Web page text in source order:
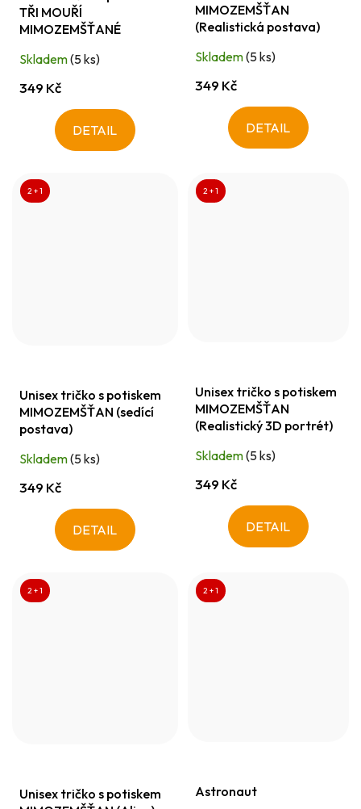
TŘI MOUŘÍ
MIMOZEMŠŤANÉ
Skladem(5 ks)
349 Kč
DETAIL
MIMOZEMŠŤAN
(Realistická postava)
Skladem(5 ks)
349 Kč
DETAIL
2 + 1
Unisex tričko s potiskem
MIMOZEMŠŤAN (sedící
postava)
Skladem(5 ks)
349 Kč
DETAIL
2 + 1
Unisex tričko s potiskem
MIMOZEMŠŤAN
(Realistický 3D portrét)
Skladem(5 ks)
349 Kč
DETAIL
2 + 1
Unisex tričko s potiskem
2 + 1
Astronaut